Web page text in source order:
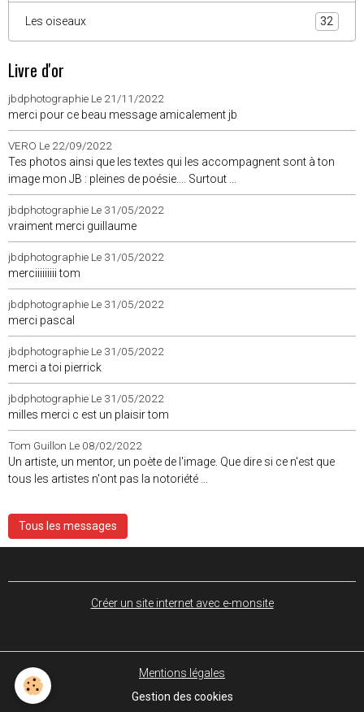
Les oiseaux 32
Livre d'or
jbdphotographie Le 21/11/2022
merci pour ce beau message amicalement jb
VERO Le 22/09/2022
Tes photos ainsi que les textes qui les accompagnent sont à ton
image mon JB : pleines de poésie.... Surtout ...
jbdphotographie Le 31/05/2022
vraiment merci guillaume
jbdphotographie Le 31/05/2022
merciiiiiiiii tom
jbdphotographie Le 31/05/2022
merci pascal
jbdphotographie Le 31/05/2022
merci a toi pierrick
jbdphotographie Le 31/05/2022
milles merci c est un plaisir tom
Tom Guillon Le 08/02/2022
Un artiste, un mentor, un poète de l'image. Que dire si ce n'est que
tous les artistes n'ont pas la notoriété ...
Tous les messages
Créer un site internet avec e-monsite
Mentions légales
Gestion des cookies